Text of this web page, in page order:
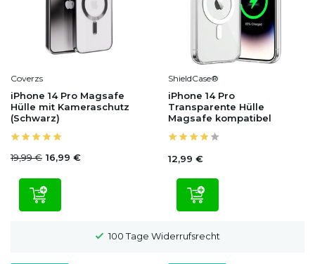
Coverzs
iPhone 14 Pro Magsafe
Hülle mit Kameraschutz
(Schwarz)
19,99 € 16,99 €
ShieldCase®
iPhone 14 Pro
Transparente Hülle
Magsafe kompatibel
12,99 €
100 Tage Widerrufsrecht